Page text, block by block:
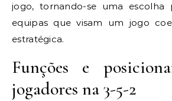
jogo, tornando-se uma escolha
equipas que visam um jogo
estratégica.
Funções e
jogadores na 3-5-2